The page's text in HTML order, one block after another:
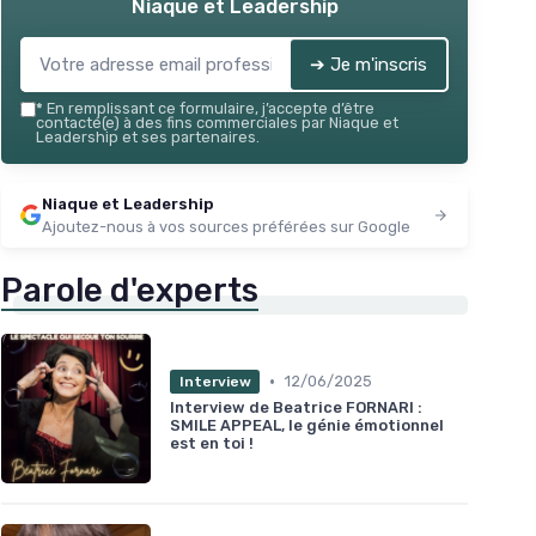
Niaque et Leadership
➔ Je m'inscris
* En remplissant ce formulaire, j’accepte d’être
contacté(e) à des fins commerciales par Niaque et
Leadership et ses partenaires.
Niaque et Leadership
Ajoutez-nous à vos sources préférées sur Google
Parole d'experts
Interview • 12/06/2025
Interview de Beatrice FORNARI :
SMILE APPEAL, le génie émotionnel
est en toi !